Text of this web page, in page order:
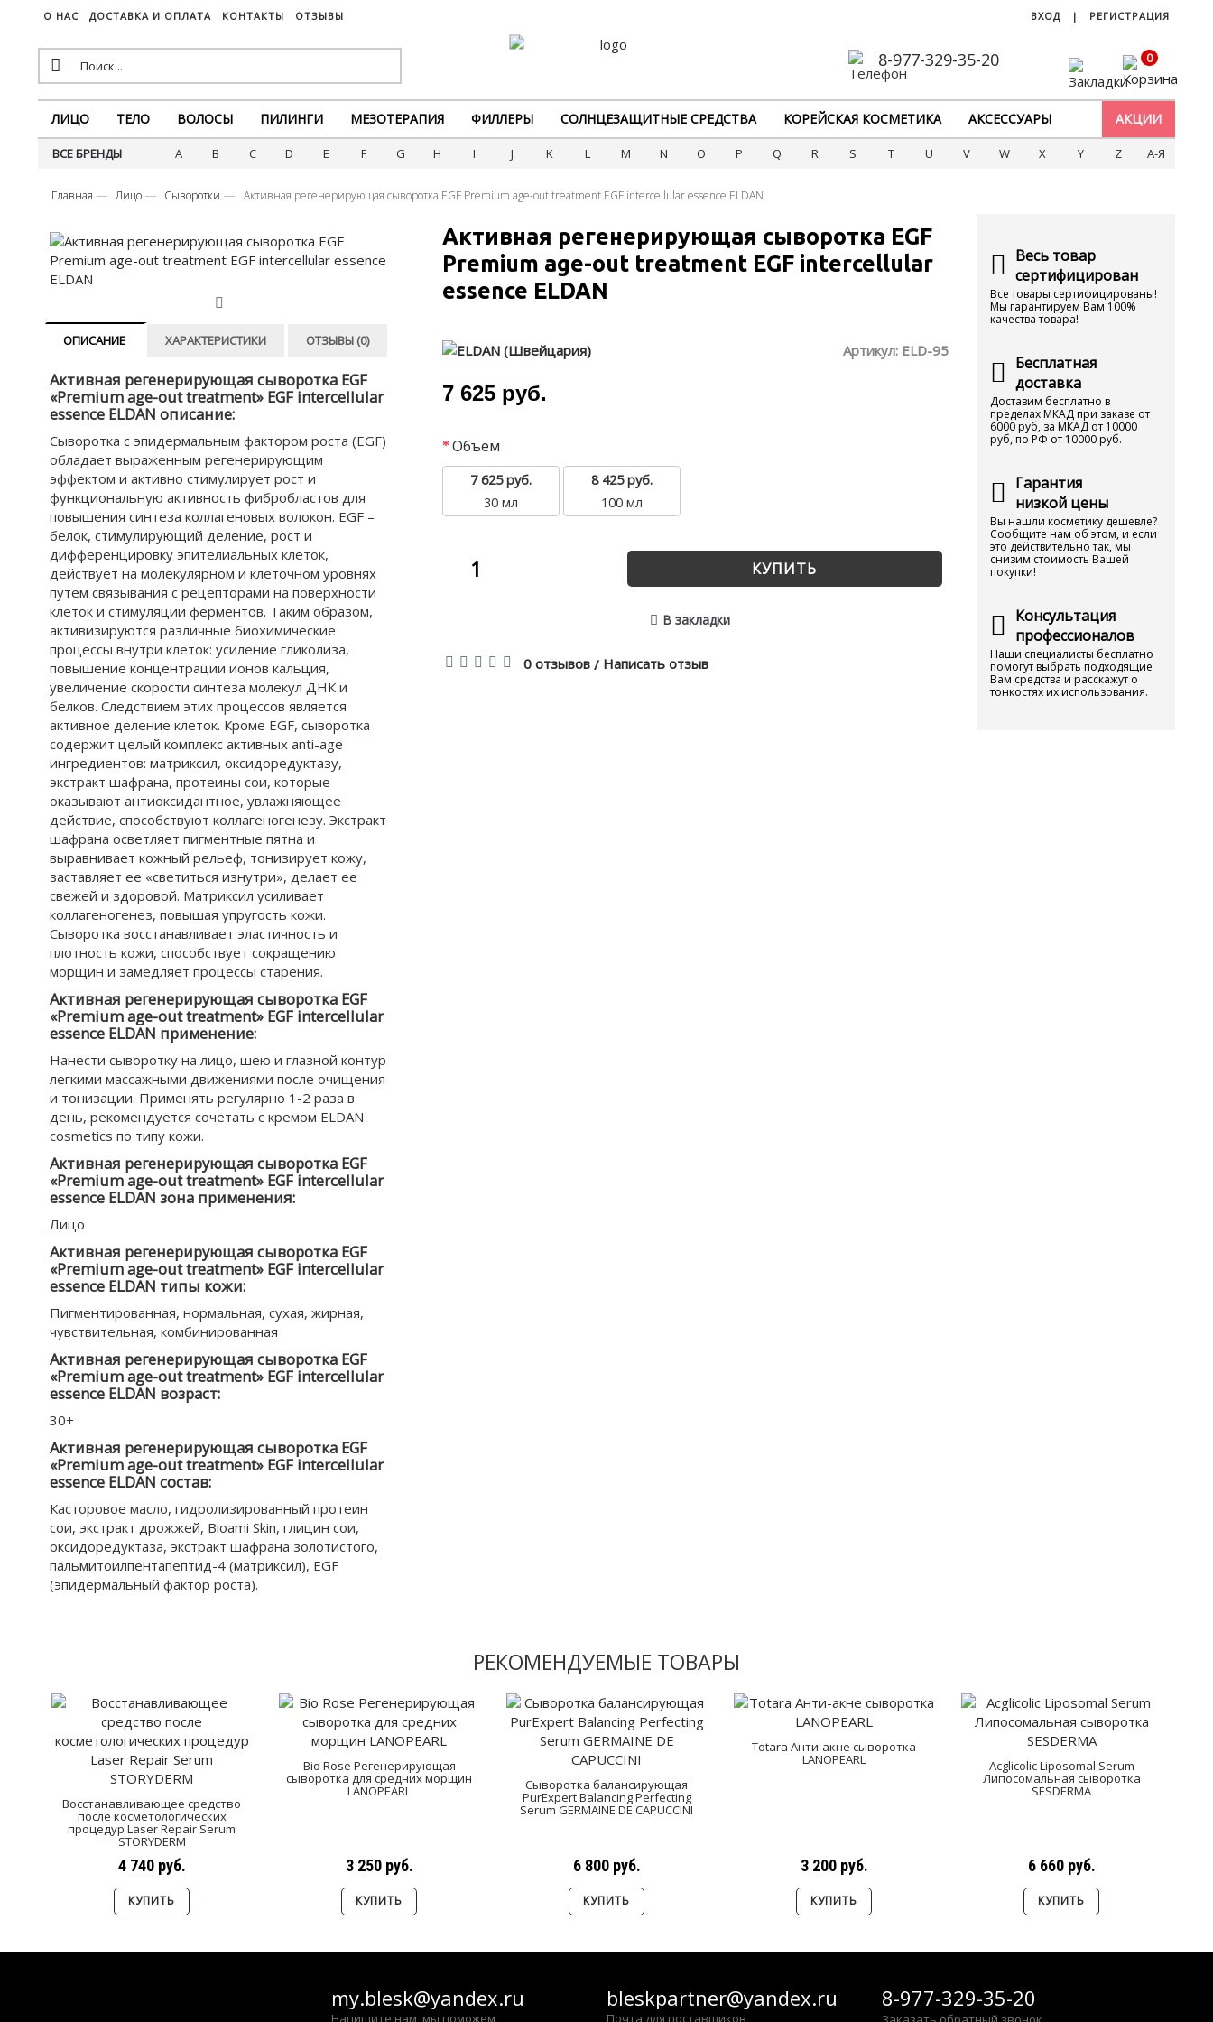
О НАС ДОСТАВКА И ОПЛАТА КОНТАКТЫ ОТЗЫВЫ ВХОД | РЕГИСТРАЦИЯ
8-977-329-35-20 0
ЛИЦО ТЕЛО ВОЛОСЫ ПИЛИНГИ МЕЗОТЕРАПИЯ ФИЛЛЕРЫ СОЛНЦЕЗАЩИТНЫЕ СРЕДСТВА КОРЕЙСКАЯ КОСМЕТИКА АКСЕССУАРЫ АКЦИИ
ВСЕ БРЕНДЫ A B C D E F G H I J K L M N O P Q R S T U V W X Y Z А-Я
Главная Лицо Сыворотки Активная регенерирующая сыворотка EGF Premium age-out treatment EGF intercellular essence ELDAN
Весь товар
сертифицирован
Все товары сертифицированы!
Мы гарантируем Вам 100%
качества товара!
Бесплатная
доставка
Доставим бесплатно в
пределах МКАД при заказе от
6000 руб, за МКАД от 10000
руб, по РФ от 10000 руб.
Гарантия
низкой цены
Вы нашли косметику дешевле?
Сообщите нам об этом, и если
это действительно так, мы
снизим стоимость Вашей
покупки!
Консультация
профессионалов
Наши специалисты бесплатно
помогут выбрать подходящие
Вам средства и расскажут о
тонкостях их использования.
ОПИСАНИЕ ХАРАКТЕРИСТИКИ ОТЗЫВЫ (0)
Активная регенерирующая сыворотка EGF
«Premium age-out treatment» EGF intercellular
essence ELDAN описание:
Сыворотка с эпидермальным фактором роста (EGF)
обладает выраженным регенерирующим
эффектом и активно стимулирует рост и
функциональную активность фибробластов для
повышения синтеза коллагеновых волокон. EGF –
белок, стимулирующий деление, рост и
дифференцировку эпителиальных клеток,
действует на молекулярном и клеточном уровнях
путем связывания с рецепторами на поверхности
клеток и стимуляции ферментов. Таким образом,
активизируются различные биохимические
процессы внутри клеток: усиление гликолиза,
повышение концентрации ионов кальция,
увеличение скорости синтеза молекул ДНК и
белков. Следствием этих процессов является
активное деление клеток. Кроме EGF, сыворотка
содержит целый комплекс активных anti-age
ингредиентов: матриксил, оксидоредуктазу,
экстракт шафрана, протеины сои, которые
оказывают антиоксидантное, увлажняющее
действие, способствуют коллагеногенезу. Экстракт
шафрана осветляет пигментные пятна и
выравнивает кожный рельеф, тонизирует кожу,
заставляет ее «светиться изнутри», делает ее
свежей и здоровой. Матриксил усиливает
коллагеногенез, повышая упругость кожи.
Сыворотка восстанавливает эластичность и
плотность кожи, способствует сокращению
морщин и замедляет процессы старения.
Активная регенерирующая сыворотка EGF
«Premium age-out treatment» EGF intercellular
essence ELDAN применение:
Нанести сыворотку на лицо, шею и глазной контур
легкими массажными движениями после очищения
и тонизации. Применять регулярно 1-2 раза в
день, рекомендуется сочетать с кремом ELDAN
сosmetics по типу кожи.
Активная регенерирующая сыворотка EGF
«Premium age-out treatment» EGF intercellular
essence ELDAN зона применения:
Лицо
Активная регенерирующая сыворотка EGF
«Premium age-out treatment» EGF intercellular
essence ELDAN типы кожи:
Пигментированная, нормальная, cухая, жирная,
чувствительная, комбинированная
Активная регенерирующая сыворотка EGF
«Premium age-out treatment» EGF intercellular
essence ELDAN возраст:
30+
Активная регенерирующая сыворотка EGF
«Premium age-out treatment» EGF intercellular
essence ELDAN состав:
Касторовое масло, гидролизированный протеин
сои, экстракт дрожжей, Bioami Skin, глицин сои,
оксидоредуктаза, экстракт шафрана золотистого,
пальмитоилпентапептид-4 (матриксил), EGF
(эпидермальный фактор роста).
Активная регенерирующая сыворотка EGF
Premium age-out treatment EGF intercellular
essence ELDAN
Артикул: ELD-95
7 625 руб.
Объем
7 625 руб.
30 мл
8 425 руб.
100 мл
КУПИТЬ
В закладки
0 отзывов/ Написать отзыв
РЕКОМЕНДУЕМЫЕ ТОВАРЫ
Восстанавливающее средство
после косметологических
процедур Laser Repair Serum
STORYDERM
4 740 руб.
КУПИТЬ
Bio Rose Регенерирующая
сыворотка для средних морщин
LANOPEARL
3 250 руб.
КУПИТЬ
Сыворотка балансирующая
PurExpert Balancing Perfecting
Serum GERMAINE DE CAPUCCINI
6 800 руб.
КУПИТЬ
Totara Анти-акне сыворотка
LANOPEARL
3 200 руб.
КУПИТЬ
Acglicolic Liposomal Serum
Липосомальная сыворотка
SESDERMA
6 660 руб.
КУПИТЬ
my.blesk@yandex.ru
Напишите нам, мы поможем
bleskpartner@yandex.ru
Почта для поставщиков
8-977-329-35-20